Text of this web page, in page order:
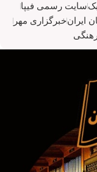
سایت رسمی فیپا
ایرانخبرگزاری مهر